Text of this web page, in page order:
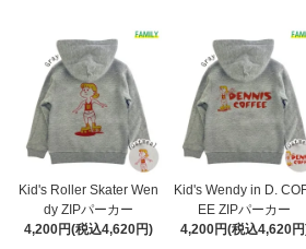
Kid's Roller Skater Wen
dy ZIPパーカー
4,200円(税込4,620円)
Kid's Wendy in D.
EE ZIPパーカー
4,200円(税込4,620